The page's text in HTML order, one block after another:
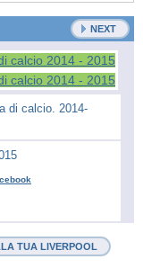
NEXT
di calcio. 2014-
TUA LIVERPOOL